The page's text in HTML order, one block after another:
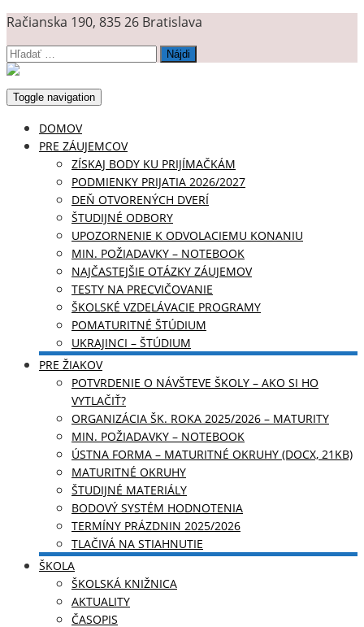
Račianska 190, 835 26 Bratislava
Hľadať:
Toggle navigation
DOMOV
PRE ZÁUJEMCOV
ZÍSKAJ BODY KU PRIJÍMAČKÁM
PODMIENKY PRIJATIA 2026/2027
DEŇ OTVORENÝCH DVERÍ
ŠTUDIJNÉ ODBORY
UPOZORNENIE K ODVOLACIEMU KONANIU
MIN. POŽIADAVKY – NOTEBOOK
NAJČASTEJŠIE OTÁZKY ZÁUJEMOV
TESTY NA PRECVIČOVANIE
ŠKOLSKÉ VZDELÁVACIE PROGRAMY
POMATURITNÉ ŠTÚDIUM
UKRAJINCI – ŠTÚDIUM
PRE ŽIAKOV
POTVRDENIE O NÁVŠTEVE ŠKOLY – AKO SI HO
VYTLAČIŤ?
ORGANIZÁCIA ŠK. ROKA 2025/2026 – MATURITY
MIN. POŽIADAVKY – NOTEBOOK
ÚSTNA FORMA – MATURITNÉ OKRUHY (DOCX, 21KB)
MATURITNÉ OKRUHY
ŠTUDIJNÉ MATERIÁLY
BODOVÝ SYSTÉM HODNOTENIA
TERMÍNY PRÁZDNIN 2025/2026
TLAČIVÁ NA STIAHNUTIE
ŠKOLA
ŠKOLSKÁ KNIŽNICA
AKTUALITY
ČASOPIS